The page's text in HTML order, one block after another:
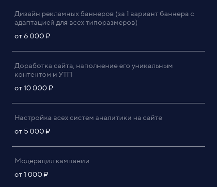
Дизайн рекламных баннеров (за 1 вариант баннера с
адаптацией для всех типоразмеров)
от 6 000 ₽
Доработка сайта, наполнение его уникальным
контентом и УТП
от 10 000 ₽
Настройка всех систем аналитики на сайте
от 5 000 ₽
Модерация кампании
от 1 000 ₽